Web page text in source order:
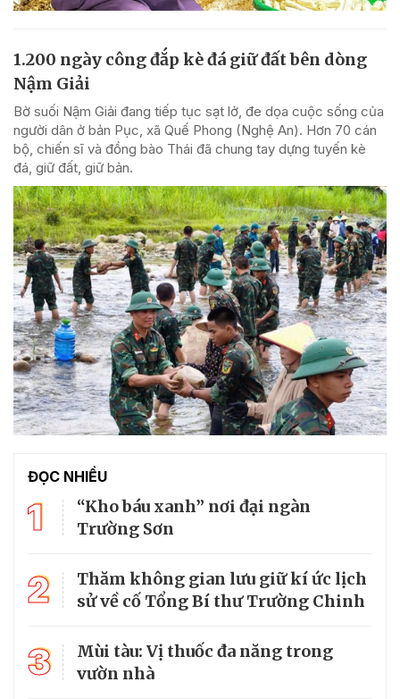
1.200 ngày công đắp kè đá giữ đất bên dòng
Nậm Giải
Bờ suối Nậm Giải đang tiếp tục sạt lở, đe dọa cuộc sống của
người dân ở bản Pục, xã Quế Phong (Nghệ An). Hơn 70 cán
bộ, chiến sĩ và đồng bào Thái đã chung tay dựng tuyến kè
đá, giữ đất, giữ bản.
ĐỌC NHIỀU
1
“Kho báu xanh” nơi đại ngàn
Trường Sơn
2
Thăm không gian lưu giữ kí ức lịch
sử về cố Tổng Bí thư Trường Chinh
3
Mùi tàu: Vị thuốc đa năng trong
vườn nhà